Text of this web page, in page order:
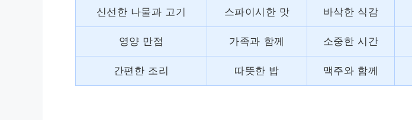
신선한 나물과 고기 스파이시한 맛 바삭한 식감
영양 만점 가족과 함께 소중한 시간
간편한 조리 따뜻한 밥 맥주와 함께